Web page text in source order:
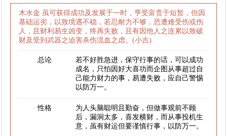
木水金 虽可获得成功及发展于一时，亨受富贵于短暂，但因
基础运劣，以致境遇不稳，若忍耐力不够，恐遭难受伤或伤
人，且财利易生凶变，终再失败，且有因他人之连累以致破
财及受到武器之迫害杀伤流血之虑。(小吉)
总论
若不好胜急进，保守行事的话，可以成功
成名，只怕因好大喜功而企图从事超过自
己能力财力的事，易遭失败，应自己警惕
以防万一。
性格
为人头脑聪明且勤奋，但做事观前不顾
后，漏洞太多，喜发横财，而从事投机生
意，虽有财运但要谨慎行事，以防万一。